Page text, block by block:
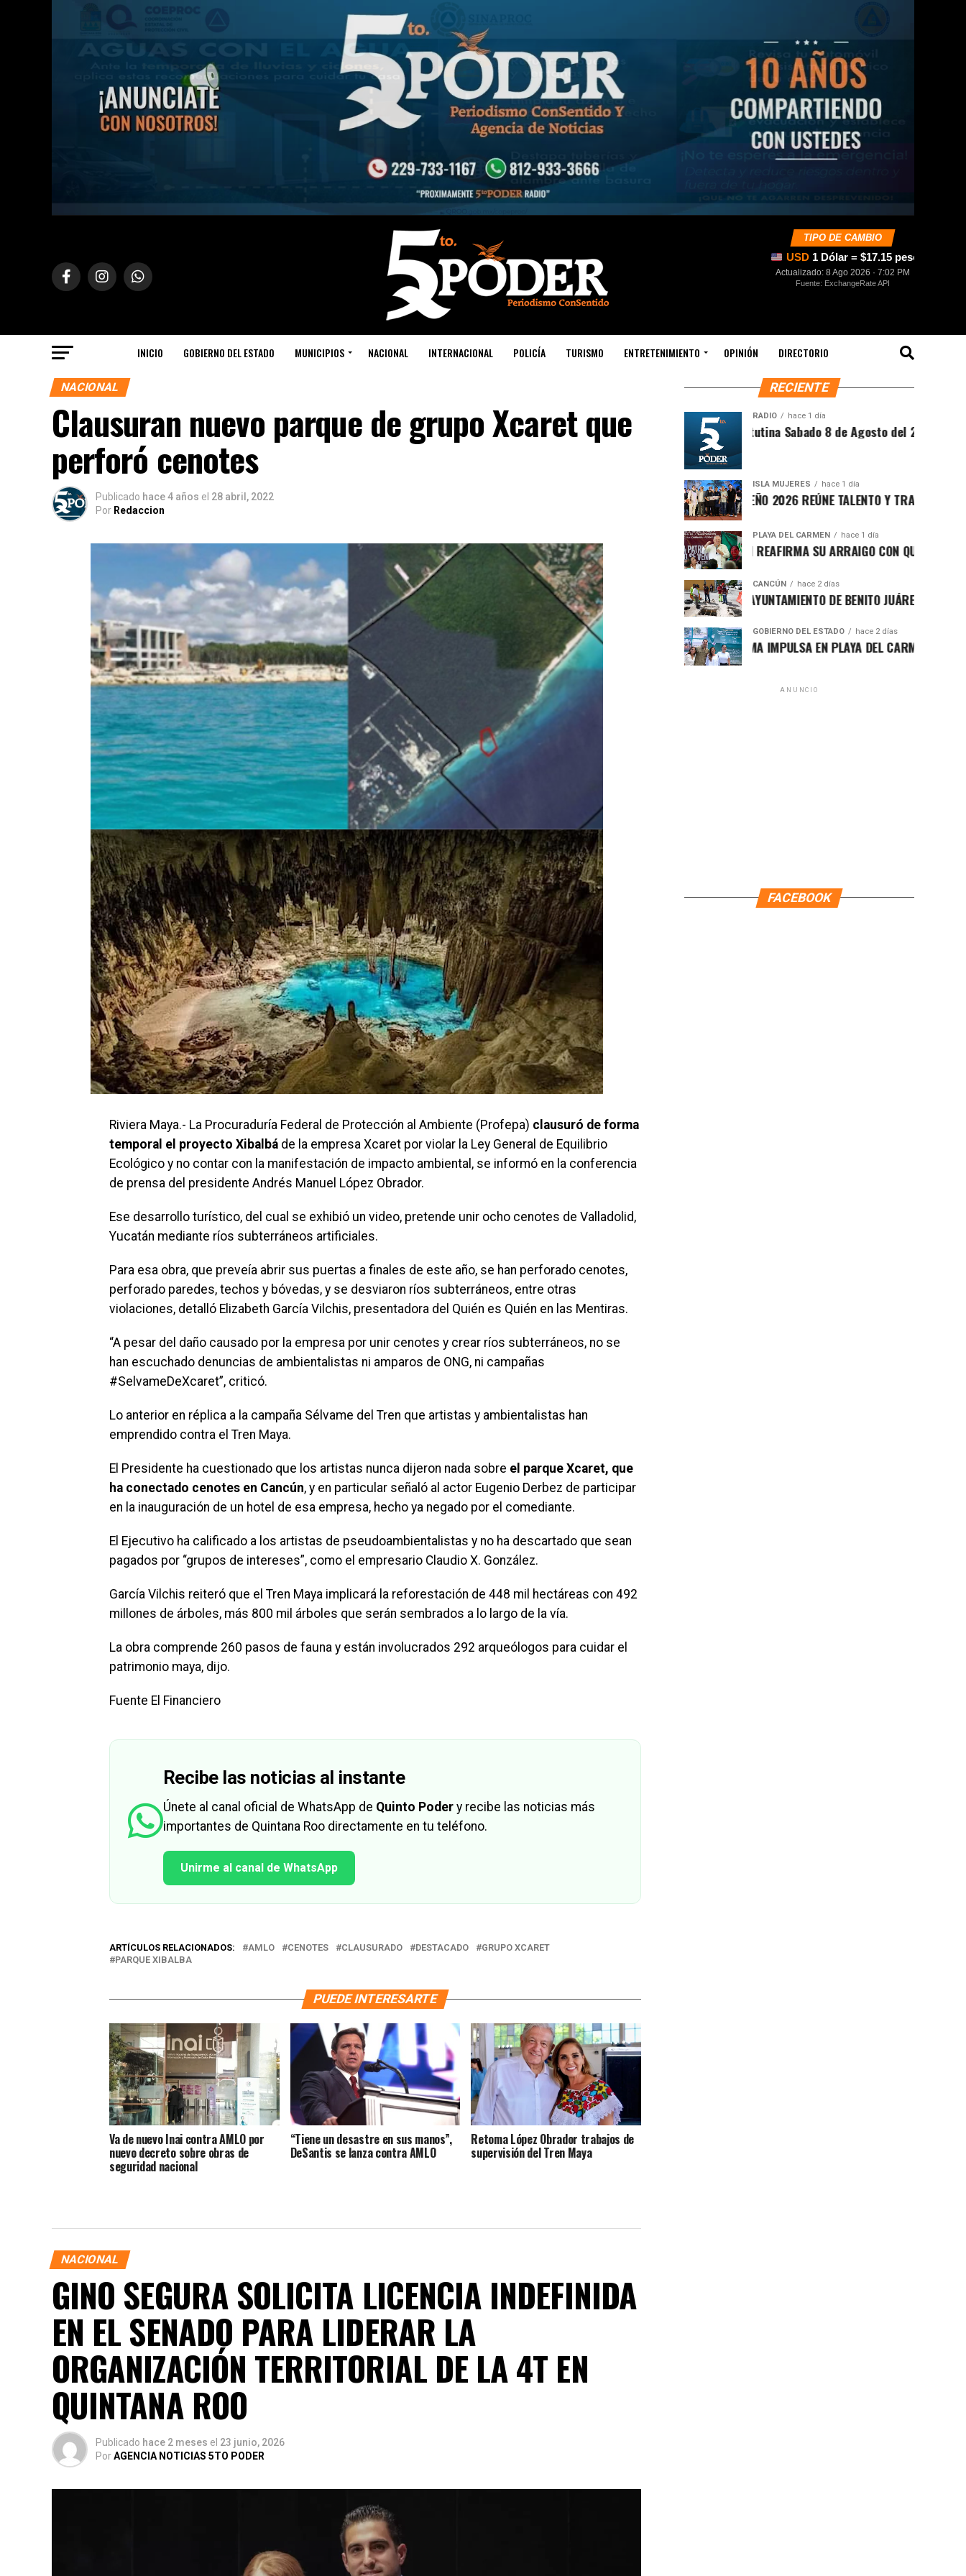
TIPO DE CAMBIO
USD 1 Dólar = $17.15 pesos
Actualizado: 8 Ago 2026 · 7:02 PM
Fuente: ExchangeRate API
INICIO GOBIERNO DEL ESTADO MUNICIPIOS NACIONAL INTERNACIONAL POLICÍA TURISMO ENTRETENIMIENTO OPINIÓN DIRECTORIO
NACIONAL
Clausuran nuevo parque de grupo Xcaret que
perforó cenotes
Publicado hace 4 años el 28 abril, 2022
Por Redaccion
Riviera Maya.- La Procuraduría Federal de Protección al Ambiente (Profepa) clausuró de forma
temporal el proyecto Xibalbá de la empresa Xcaret por violar la Ley General de Equilibrio
Ecológico y no contar con la manifestación de impacto ambiental, se informó en la conferencia
de prensa del presidente Andrés Manuel López Obrador.
Ese desarrollo turístico, del cual se exhibió un video, pretende unir ocho cenotes de Valladolid,
Yucatán mediante ríos subterráneos artificiales.
Para esa obra, que preveía abrir sus puertas a finales de este año, se han perforado cenotes,
perforado paredes, techos y bóvedas, y se desviaron ríos subterráneos, entre otras
violaciones, detalló Elizabeth García Vilchis, presentadora del Quién es Quién en las Mentiras.
“A pesar del daño causado por la empresa por unir cenotes y crear ríos subterráneos, no se
han escuchado denuncias de ambientalistas ni amparos de ONG, ni campañas
#SelvameDeXcaret”, criticó.
Lo anterior en réplica a la campaña Sélvame del Tren que artistas y ambientalistas han
emprendido contra el Tren Maya.
El Presidente ha cuestionado que los artistas nunca dijeron nada sobre el parque Xcaret, que
ha conectado cenotes en Cancún, y en particular señaló al actor Eugenio Derbez de participar
en la inauguración de un hotel de esa empresa, hecho ya negado por el comediante.
El Ejecutivo ha calificado a los artistas de pseudoambientalistas y no ha descartado que sean
pagados por “grupos de intereses”, como el empresario Claudio X. González.
García Vilchis reiteró que el Tren Maya implicará la reforestación de 448 mil hectáreas con 492
millones de árboles, más 800 mil árboles que serán sembrados a lo largo de la vía.
La obra comprende 260 pasos de fauna y están involucrados 292 arqueólogos para cuidar el
patrimonio maya, dijo.
Fuente El Financiero
Recibe las noticias al instante
Únete al canal oficial de WhatsApp de Quinto Poder y recibe las noticias más
importantes de Quintana Roo directamente en tu teléfono.
Unirme al canal de WhatsApp
ARTÍCULOS RELACIONADOS: AMLO CENOTES CLAUSURADO DESTACADO
GRUPO XCARET
PARQUE XIBALBA
PUEDE INTERESARTE
Va de nuevo Inai contra AMLO por
nuevo decreto sobre obras de
seguridad nacional
“Tiene un desastre en sus manos”,
DeSantis se lanza contra AMLO
Retoma López Obrador trabajos de
supervisión del Tren Maya
NACIONAL
GINO SEGURA SOLICITA LICENCIA INDEFINIDA
EN EL SENADO PARA LIDERAR LA
ORGANIZACIÓN TERRITORIAL DE LA 4T EN
QUINTANA ROO
Publicado hace 2 meses el 23 junio, 2026
PorAGENCIA NOTICIAS 5TO PODER
RECIENTE
RADIO hace 1 día
Síntesis Matutina Sabado 8 de Agosto del 2026
ISLA MUJERES hace 1 día
CEVICHE ISLEÑO 2026 REÚNE TALENTO Y TRADICIÓN EN ISLA
PLAYA DEL CARMEN hace 1 día
RAFA MARÍN REAFIRMA SU ARRAIGO CON QUINTANA ROO Y
CANCÚN hace 2 días
FORTALECE AYUNTAMIENTO DE BENITO JUÁREZ ACCIONES
GOBIERNO DEL ESTADO hace 2 días
MARA LEZAMA IMPULSA EN PLAYA DEL CARMEN EL PRIMER
ANUNCIO
FACEBOOK